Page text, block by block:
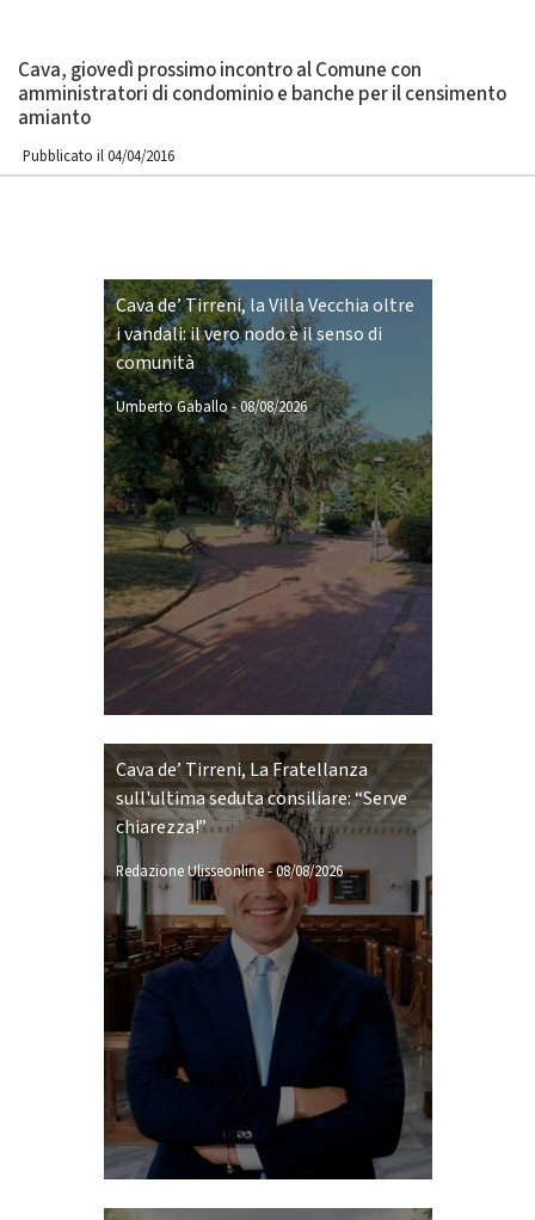
Cava, giovedì prossimo incontro al Comune con
amministratori di condominio e banche per il censimento
amianto
Pubblicato il 04/04/2016
Cava de’ Tirreni, la Villa Vecchia oltre
i vandali: il vero nodo è il senso di
comunità
Umberto Gaballo-08/08/2026
Cava de’ Tirreni, La Fratellanza
sull'ultima seduta consiliare: “Serve
chiarezza!”
Redazione Ulisseonline-08/08/2026